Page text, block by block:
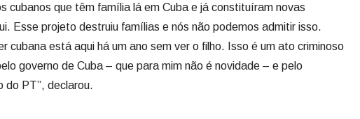
cubanos que têm família lá em Cuba e já constituíram novas
Esse projeto destruiu famílias e nós não podemos admitir isso.
cubana está aqui há um ano sem ver o filho. Isso é um ato criminoso
governo de Cuba – que para mim não é novidade – e pelo
do PT”, declarou.